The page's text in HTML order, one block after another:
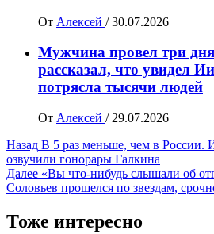
От Алексей / 30.07.2026
Мужчина провел три
рассказал, что увидел
потрясла тысячи людей
От Алексей / 29.07.2026
Навигация
записи
Назад В 5 раз меньше, чем в России.
озвучили гонорары Галкина
Далее «Вы что-нибудь слышали об
Соловьев прошелся по звездам,
Тоже интересно